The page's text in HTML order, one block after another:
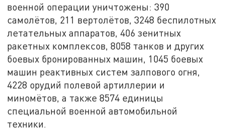
военной операции уничтожены: 390
самолётов, 211 вертолётов, 3248 беспилотных
летательных аппаратов, 406 зенитных
ракетных комплексов, 8058 танков и других
боевых бронированных машин, 1045 боевых
машин реактивных систем залпового огня,
4228 орудий полевой артиллерии и
миномётов, а также 8574 единицы
специальной военной автомобильной
техники.